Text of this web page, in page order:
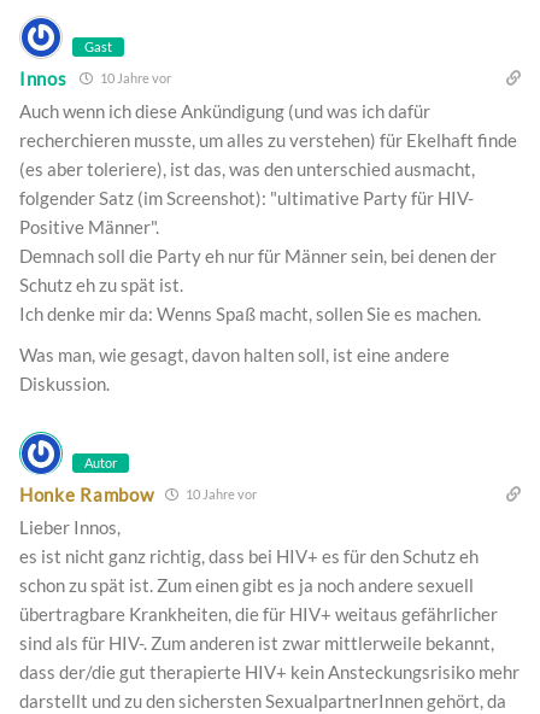
Gast
Innos 10 Jahre vor
Auch wenn ich diese Ankündigung (und was ich dafür
recherchieren musste, um alles zu verstehen) für Ekelhaft finde
(es aber toleriere), ist das, was den unterschied ausmacht,
folgender Satz (im Screenshot): "ultimative Party für HIV-
Positive Männer".
Demnach soll die Party eh nur für Männer sein, bei denen der
Schutz eh zu spät ist.
Ich denke mir da: Wenns Spaß macht, sollen Sie es machen.
Was man, wie gesagt, davon halten soll, ist eine andere
Diskussion.
Autor
Honke Rambow 10 Jahre vor
Lieber Innos,
es ist nicht ganz richtig, dass bei HIV+ es für den Schutz eh
schon zu spät ist. Zum einen gibt es ja noch andere sexuell
übertragbare Krankheiten, die für HIV+ weitaus gefährlicher
sind als für HIV-. Zum anderen ist zwar mittlerweile bekannt,
dass der/die gut therapierte HIV+ kein Ansteckungsrisiko mehr
darstellt und zu den sichersten SexualpartnerInnen gehört, da